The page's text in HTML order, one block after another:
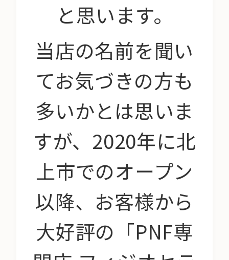
と思います。
当店の名前を聞い
てお気づきの方も
多いかとは思いま
すが、2020年に北
上市でのオープン
以降、お客様から
大好評の「PNF専